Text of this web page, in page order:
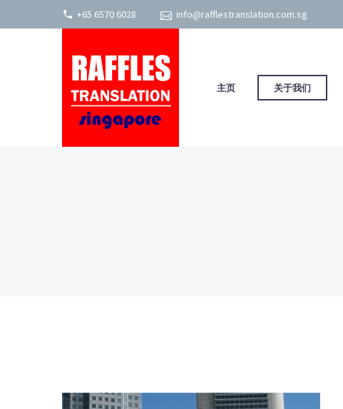
+65 6570 6028 info@rafflestranslation.com.sg
主页 关于我们